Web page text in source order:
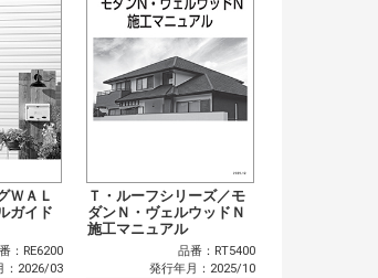
ＷＡＬ
ガイド
：RE6200
：2026/03
Ｔ・ルーフシリーズ／モ
ダンＮ・ヴェルウッドＮ
施工マニュアル
品番：RT5400
発行年月：2025/10